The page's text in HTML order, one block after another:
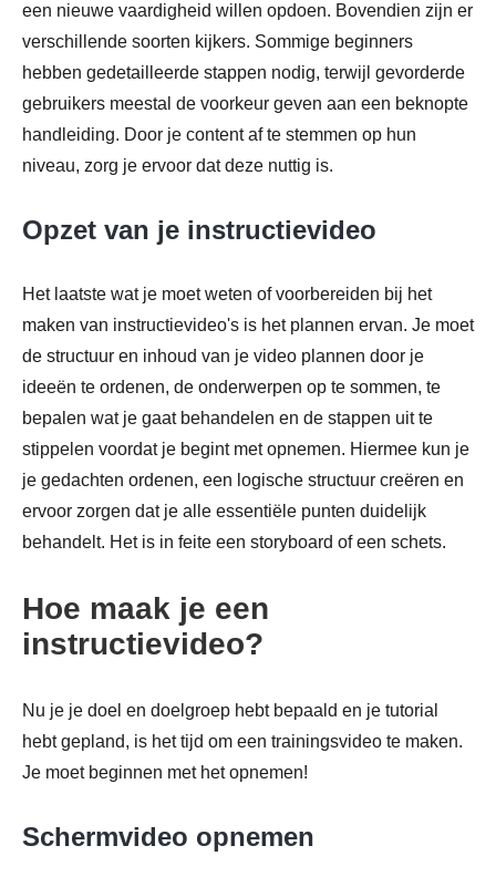
een nieuwe vaardigheid willen opdoen. Bovendien zijn er
verschillende soorten kijkers. Sommige beginners
hebben gedetailleerde stappen nodig, terwijl gevorderde
gebruikers meestal de voorkeur geven aan een beknopte
handleiding. Door je content af te stemmen op hun
niveau, zorg je ervoor dat deze nuttig is.
Opzet van je instructievideo
Het laatste wat je moet weten of voorbereiden bij het
maken van instructievideo's is het plannen ervan. Je moet
de structuur en inhoud van je video plannen door je
ideeën te ordenen, de onderwerpen op te sommen, te
bepalen wat je gaat behandelen en de stappen uit te
stippelen voordat je begint met opnemen. Hiermee kun je
je gedachten ordenen, een logische structuur creëren en
ervoor zorgen dat je alle essentiële punten duidelijk
behandelt. Het is in feite een storyboard of een schets.
Hoe maak je een
instructievideo?
Nu je je doel en doelgroep hebt bepaald en je tutorial
hebt gepland, is het tijd om een trainingsvideo te maken.
Je moet beginnen met het opnemen!
Schermvideo opnemen